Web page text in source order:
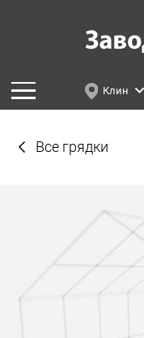
Клин
Все грядки